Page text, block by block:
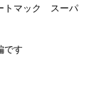
トマック スーパ
です